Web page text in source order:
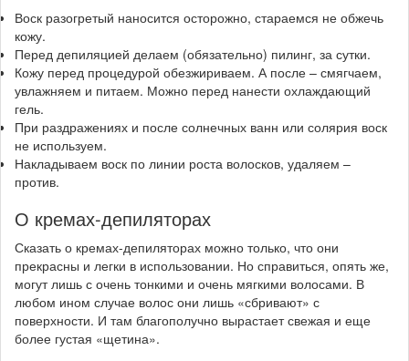
Воск разогретый наносится осторожно, стараемся не обжечь
кожу.
Перед депиляцией делаем (обязательно) пилинг, за сутки.
Кожу перед процедурой обезжириваем. А после – смягчаем,
увлажняем и питаем. Можно перед нанести охлаждающий
гель.
При раздражениях и после солнечных ванн или солярия воск
не используем.
Накладываем воск по линии роста волосков, удаляем –
против.
О кремах-депиляторах
Сказать о кремах-депиляторах можно только, что они
прекрасны и легки в использовании. Но справиться, опять же,
могут лишь с очень тонкими и очень мягкими волосами. В
любом ином случае волос они лишь «сбривают» с
поверхности. И там благополучно вырастает свежая и еще
более густая «щетина».